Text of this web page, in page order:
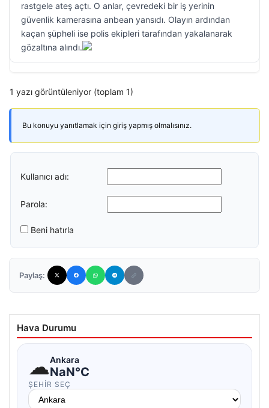
rastgele ateş açtı. O anlar, çevredeki bir iş yerinin
güvenlik kamerasına anbean yansıdı. Olayın ardından
kaçan şüpheli ise polis ekipleri tarafından yakalanarak
gözaltına alındı.
1 yazı görüntüleniyor (toplam 1)
Bu konuyu yanıtlamak için giriş yapmış olmalısınız.
Kullanıcı adı:
Parola:
Beni hatırla
Paylaş:
Hava Durumu
☁Ankara
NaN°C
ŞEHIR SEÇ